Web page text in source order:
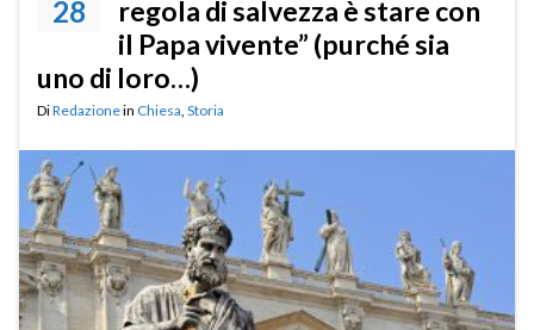
28
regola di salvezza è stare con
il Papa vivente” (purché sia
uno di loro…)
DiRedazionein Chiesa Storia